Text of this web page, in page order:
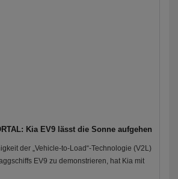
Kia EV9 lässt die Sonne aufgehen
der „Vehicle-to-Load“-Technologie (V2L)
EV9 zu demonstrieren, hat Kia mit